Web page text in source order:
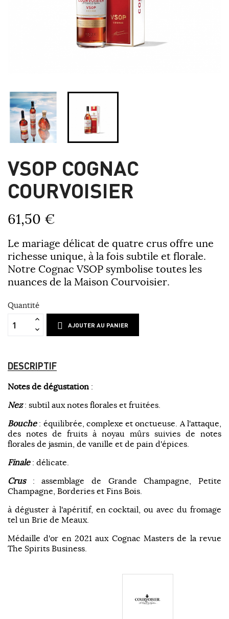
VSOP COGNAC
COURVOISIER
61,50 €
Le mariage délicat de quatre crus offre une
richesse unique, à la fois subtile et florale.
Notre Cognac VSOP symbolise toutes les
nuances de la Maison Courvoisier.
Quantité
AJOUTER AU PANIER
DESCRIPTIF
Notes de dégustation :
Nez: subtil aux notes florales et fruitées.
Bouche: équilibrée, complexe et onctueuse. A l'attaque,
des notes de fruits à noyau mûrs suivies de notes
florales de jasmin, de vanille et de pain d'épices.
Finale: délicate.
Crus: assemblage de Grande Champagne, Petite
Champagne, Borderies et Fins Bois.
à déguster à l'apéritif, en cocktail, ou avec du fromage
tel un Brie de Meaux.
Médaille d'or en 2021 aux Cognac Masters de la revue
The Spirits Business.